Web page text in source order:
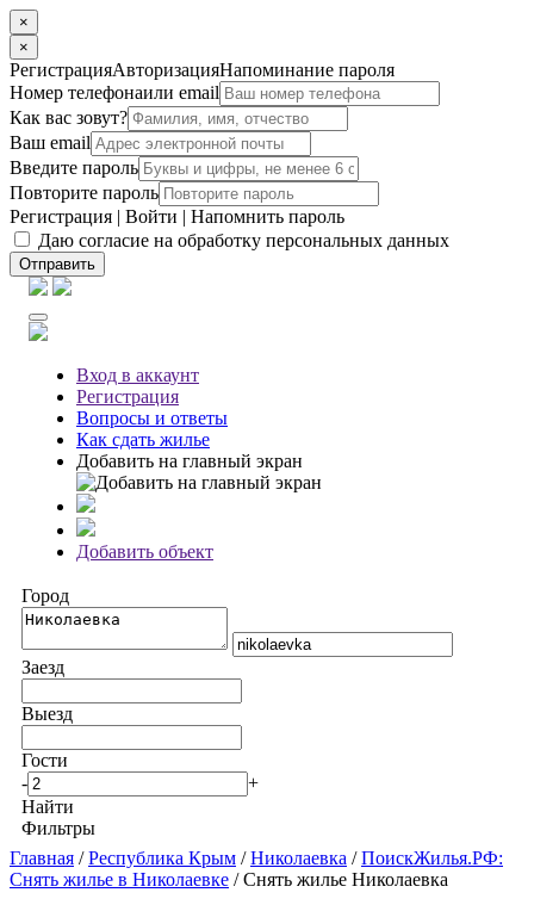
×
×
РегистрацияАвторизацияНапоминание пароля
Номер телефонаили email
Как вас зовут?
Ваш email
Введите пароль
Повторите пароль
Регистрация | Войти | Напомнить пароль
Даю согласие на обработку персональных данных
Отправить
Вход в аккаунт
Регистрация
Вопросы и ответы
Как сдать жилье
Добавить на главный экран
Добавить объект
Город
Заезд
Выезд
Гости
-
+
Найти
Фильтры
Главная /Республика Крым /Николаевка /ПоискЖилья.РФ:
Снять жилье в Николаевке / Снять жилье Николаевка